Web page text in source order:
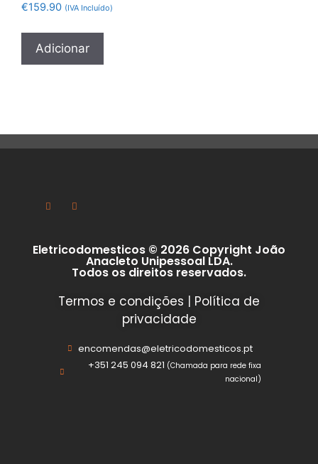
€159.90 (IVA Incluído)
Adicionar
Eletricodomesticos © 2026 Copyright João
Anacleto Unipessoal LDA.
Todos os direitos reservados.
Termos e condições | Política de
privacidade
encomendas@eletricodomesticos.pt
+351 245 094 821 (Chamada para rede fixa
nacional)